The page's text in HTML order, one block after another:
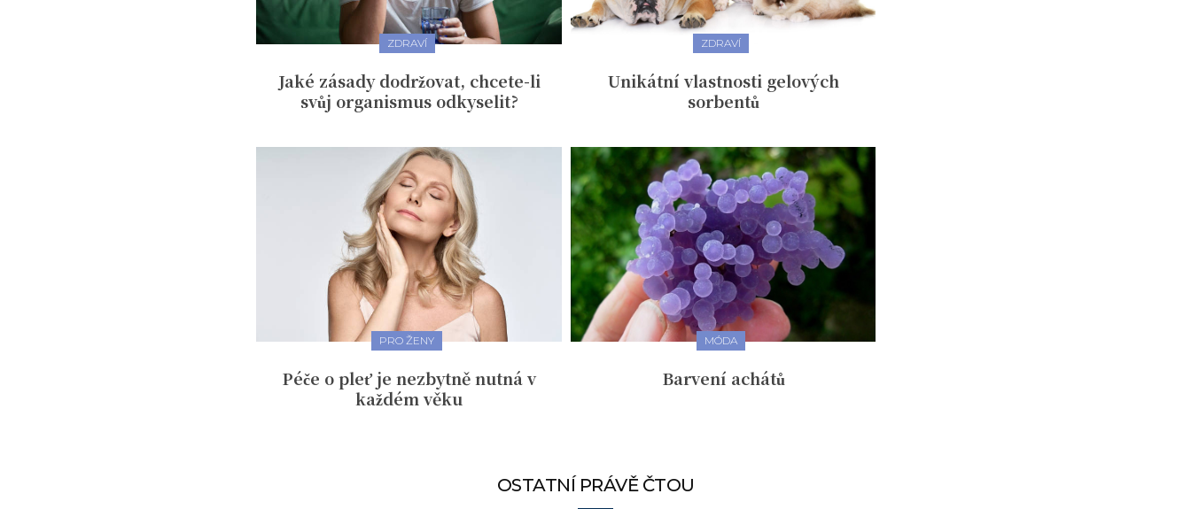
ZDRAVÍ
Jaké zásady dodržovat, chcete-li
svůj organismus odkyselit?
ZDRAVÍ
Unikátní vlastnosti gelových
sorbentů
PRO ŽENY
Péče o pleť je nezbytně nutná v
každém věku
MÓDA
Barvení achátů
OSTATNÍ PRÁVĚ ČTOU